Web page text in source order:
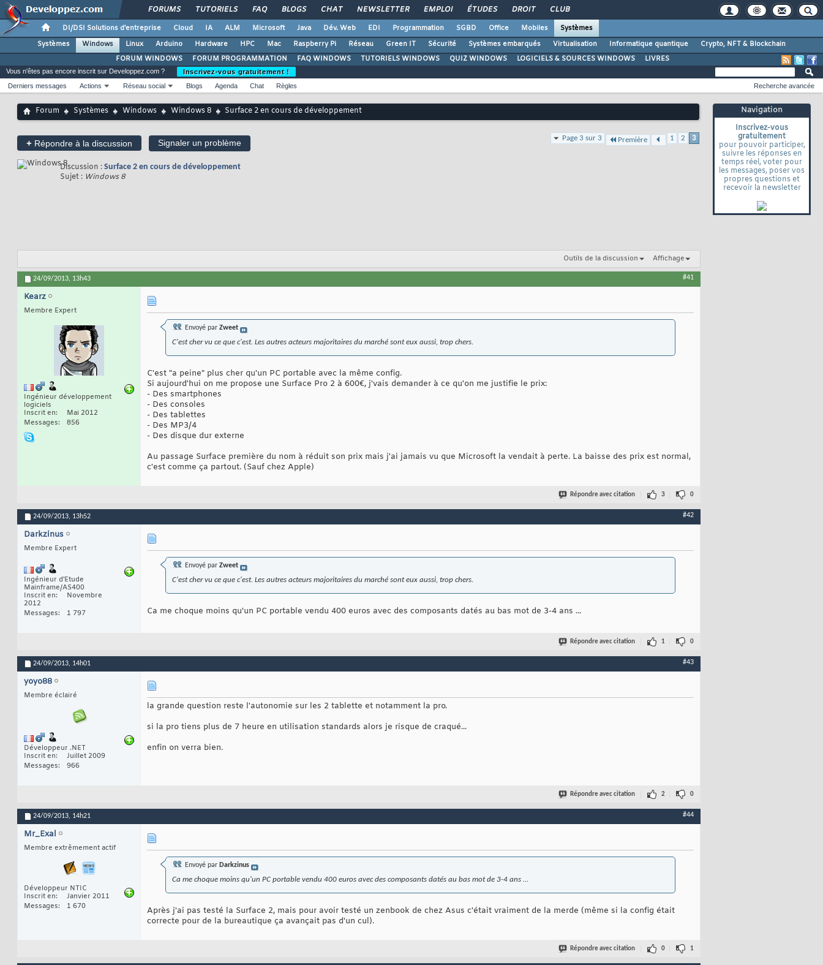
FORUMS TUTORIELS FAQ BLOGS CHAT NEWSLETTER EMPLOI ÉTUDES DROIT CLUB
DI/DSI Solutions d'entreprise Cloud IA ALM Microsoft Java Dév. Web EDI Programmation SGBD Office Mobiles
Systèmes
Systèmes
Windows Linux Arduino Hardware HPC Mac Raspberry Pi Réseau Green IT Sécurité Systèmes embarqués Virtualisation Informatique quantique
Crypto, NFT & Blockchain
FORUM WINDOWS
FORUM PROGRAMMATION FAQ WINDOWS TUTORIELS WINDOWS QUIZ WINDOWS LOGICIELS & SOURCES WINDOWS LIVRES
Navigation
Inscrivez-vous
gratuitement
pour pouvoir participer,
suivre les réponses en
temps réel, voter pour
les messages, poser vos
propres questions et
recevoir la newsletter
Vous n'êtes pas encore inscrit sur Developpez.com ?
Inscrivez-vous gratuitement !
Derniers messages
Actions Réseau social Blogs Agenda Chat Règles Recherche avancée
Forum Systèmes Windows Windows 8 Surface 2 en cours de développement
+ Répondre à la discussion Signaler un problème Page 3 sur 3 Première 1 2 3
Discussion : Surface 2 en cours de développement
Sujet : Windows 8
Outils de la discussion Affichage
24/09/2013, 13h43 #41
Kearz
Membre Expert
Ingénieur développement
logiciels
Inscrit en
Mai 2012
Messages
856
Envoyé par Zweet
C'est cher vu ce que c'est. Les autres acteurs majoritaires du marché sont eux aussi, trop chers.
C'est "a peine" plus cher qu'un PC portable avec la même config.
Si aujourd'hui on me propose une Surface Pro 2 à 600€, j'vais demander à ce qu'on me justifie le prix:
- Des smartphones
- Des consoles
- Des tablettes
- Des MP3/4
- Des disque dur externe
Au passage Surface première du nom à réduit son prix mais j'ai jamais vu que Microsoft la vendait à perte. La baisse des prix est normal,
c'est comme ça partout. (Sauf chez Apple)
Répondre avec citation 3 0
24/09/2013, 13h52 #42
Darkzinus
Membre Expert
Ingénieur d'Etude
Mainframe/AS400
Inscrit en
Novembre
2012
Messages
1 797
Envoyé par Zweet
C'est cher vu ce que c'est. Les autres acteurs majoritaires du marché sont eux aussi, trop chers.
Ca me choque moins qu'un PC portable vendu 400 euros avec des composants datés au bas mot de 3-4 ans ...
Répondre avec citation 1 0
24/09/2013, 14h01 #43
yoyo88
Membre éclairé
Développeur .NET
Inscrit en
Juillet 2009
Messages
966
la grande question reste l'autonomie sur les 2 tablette et notamment la pro.
si la pro tiens plus de 7 heure en utilisation standards alors je risque de craqué...
enfin on verra bien.
Répondre avec citation 2 0
24/09/2013, 14h21 #44
Mr_Exal
Membre extrêmement actif
Développeur NTIC
Inscrit en
Janvier 2011
Messages
1 670
Envoyé par Darkzinus
Ca me choque moins qu'un PC portable vendu 400 euros avec des composants datés au bas mot de 3-4 ans ...
Après j'ai pas testé la Surface 2, mais pour avoir testé un zenbook de chez Asus c'était vraiment de la merde (même si la config était
correcte pour de la bureautique ça avançait pas d'un cul).
Répondre avec citation 0 1